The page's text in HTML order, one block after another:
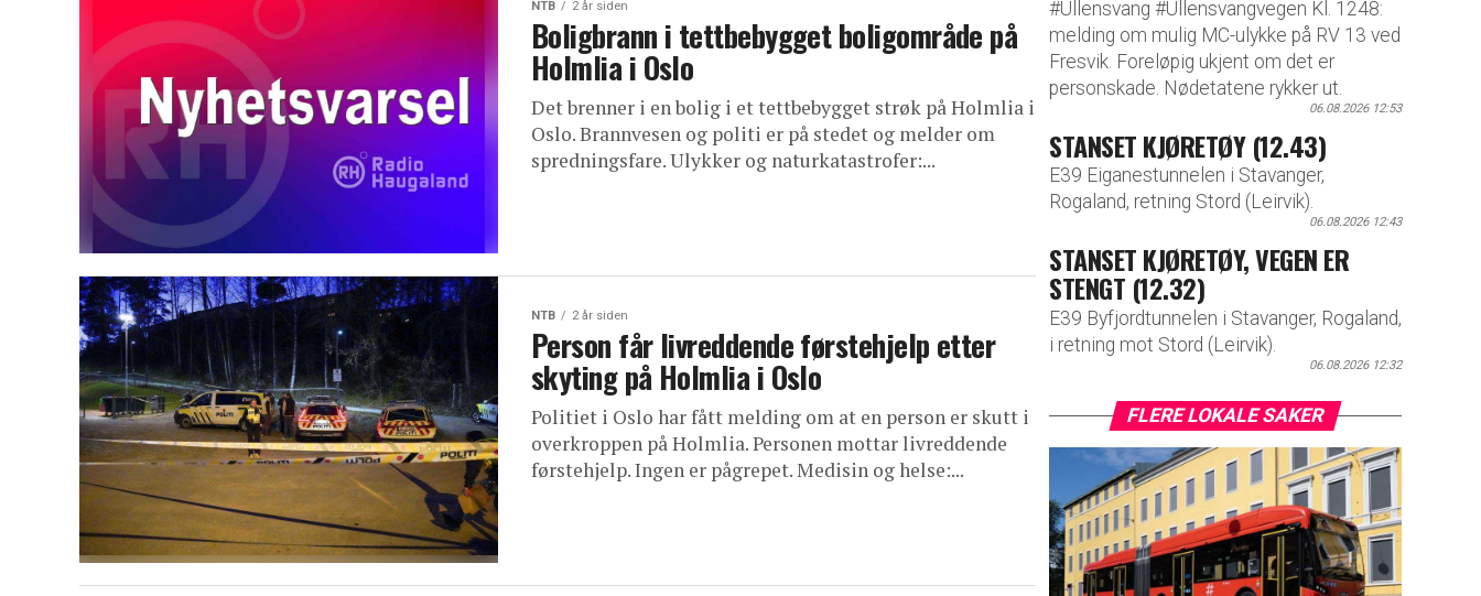
NTB 2 år siden
Boligbrann i tettbebygget boligområde på
Holmlia i Oslo
Det brenner i en bolig i et tettbebygget strøk på Holmlia i
Oslo. Brannvesen og politi er på stedet og melder om
spredningsfare. Ulykker og naturkatastrofer:...
NTB 2 år siden
Person får livreddende førstehjelp etter
skyting på Holmlia i Oslo
Politiet i Oslo har fått melding om at en person er skutt i
overkroppen på Holmlia. Personen mottar livreddende
førstehjelp. Ingen er pågrepet. Medisin og helse:...
#Ullensvang #Ullensvangvegen Kl. 1248:
melding om mulig MC-ulykke på RV 13 ved
Fresvik. Foreløpig ukjent om det er
personskade. Nødetatene rykker ut.
06.08.2026 12:53
STANSET KJØRETØY (12.43)
E39 Eiganestunnelen i Stavanger,
Rogaland, retning Stord (Leirvik).
06.08.2026 12:43
STANSET KJØRETØY, VEGEN ER
STENGT (12.32)
E39 Byfjordtunnelen i Stavanger, Rogaland,
i retning mot Stord (Leirvik).
06.08.2026 12:32
FLERE LOKALE SAKER